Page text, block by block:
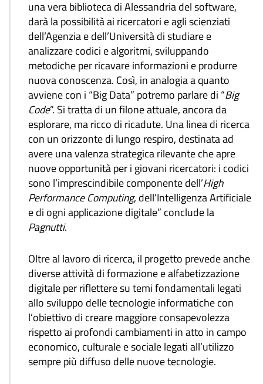
una vera biblioteca di Alessandria del software,
darà la possibilità ai ricercatori e agli scienziati
dell’Agenzia e dell’Università di studiare e
analizzare codici e algoritmi, sviluppando
metodiche per ricavare informazioni e produrre
nuova conoscenza. Così, in analogia a quanto
avviene con i “Big Data” potremo parlare di “Big
Code”. Si tratta di un filone attuale, ancora da
esplorare, ma ricco di ricadute. Una linea di ricerca
con un orizzonte di lungo respiro, destinata ad
avere una valenza strategica rilevante che apre
nuove opportunità per i giovani ricercatori: i codici
sono l’imprescindibile componente dell’High
Performance Computing, dell’Intelligenza Artificiale
e di ogni applicazione digitale” conclude la
Pagnutti.
Oltre al lavoro di ricerca, il progetto prevede anche
diverse attività di formazione e alfabetizzazione
digitale per riflettere su temi fondamentali legati
allo sviluppo delle tecnologie informatiche con
l’obiettivo di creare maggiore consapevolezza
rispetto ai profondi cambiamenti in atto in campo
economico, culturale e sociale legati all’utilizzo
sempre più diffuso delle nuove tecnologie.